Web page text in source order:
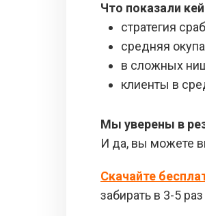
Что показали
стратегия
средняя
в сложных
клиенты в
Мы уверены в
И да, вы можете
Скачайте
забирать в 3-5